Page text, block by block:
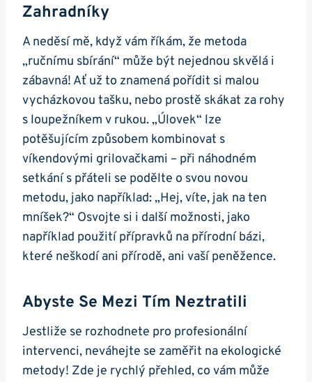
Zahradníky
A neděsí mě, když vám říkám, že metoda‍
„ručnímu sbírání“ ​může být‌ nejednou⁤ skvělá i
zábavná! Ať už to znamená pořídit si malou
vycházkovou tašku,⁤ nebo prostě‍ skákat za rohy
s loupežníkem v rukou. „Úlovek“ lze
potěšujícím ‌způsobem kombinovat s
víkendovými grilovačkami –⁤ při náhodném
‌setkání ⁤s přáteli se podělte o⁤ svou novou​
metodu, jako například: „Hej, víte,​ jak na ten
mníšek?“ ⁣Osvojte si⁣ i další ​možnosti, ⁣jako
například použití přípravků na přírodní bázi,
⁤které neškodí ani ⁤přírodě, ani vaší peněžence.
Abyste​ Se Mezi Tím Neztratili
Jestliže se rozhodnete pro profesionální ​
intervenci, ⁢neváhejte se zaměřit na ekologické
metody!⁢ Zde je rychlý přehled, co vám může